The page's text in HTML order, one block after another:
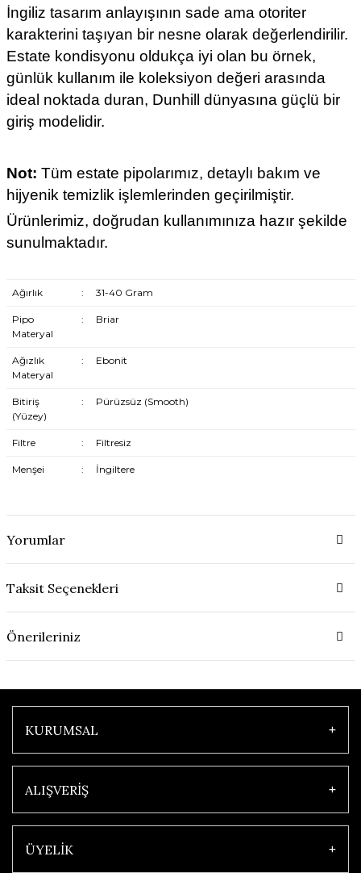
İngiliz tasarım anlayışının sade ama otoriter
karakterini taşıyan bir nesne olarak değerlendirilir.
Estate kondisyonu oldukça iyi olan bu örnek,
günlük kullanım ile koleksiyon değeri arasında
ideal noktada duran, Dunhill dünyasına güçlü bir
giriş modelidir.
Not: Tüm estate pipolarımız, detaylı bakım ve
hijyenik temizlik işlemlerinden geçirilmiştir.
Ürünlerimiz, doğrudan kullanımınıza hazır şekilde
sunulmaktadır.
Ağırlık : 31-40 Gram
Pipo
Materyal
: Briar
Ağızlık
Materyal
: Ebonit
Bitiriş
(Yüzey)
: Pürüzsüz (Smooth)
Filtre : Filtresiz
Menşei : İngiltere
Yorumlar
Taksit Seçenekleri
Önerileriniz
KURUMSAL
ALIŞVERİŞ
ÜYELİK